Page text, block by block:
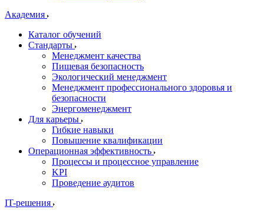
Академия
Каталог обучений
Стандарты
Менеджмент качества
Пищевая безопасность
Экологический менеджмент
Менеджмент профессионального здоровья и
безопасности
Энергоменеджмент
Для карьеры
Гибкие навыки
Повышение квалификации
Операционная эффективность
Процессы и процессное управление
KPI
Проведение аудитов
IT-решения